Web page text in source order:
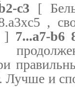
c3 [
,
] 7...a7-b6
Лучше и